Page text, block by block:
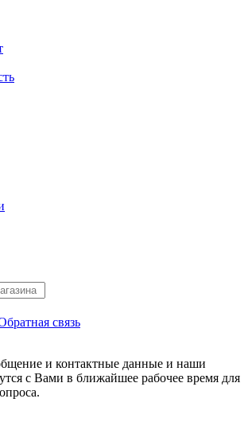
связь
и контактные данные и наши
с Вами в ближайшее рабочее время для